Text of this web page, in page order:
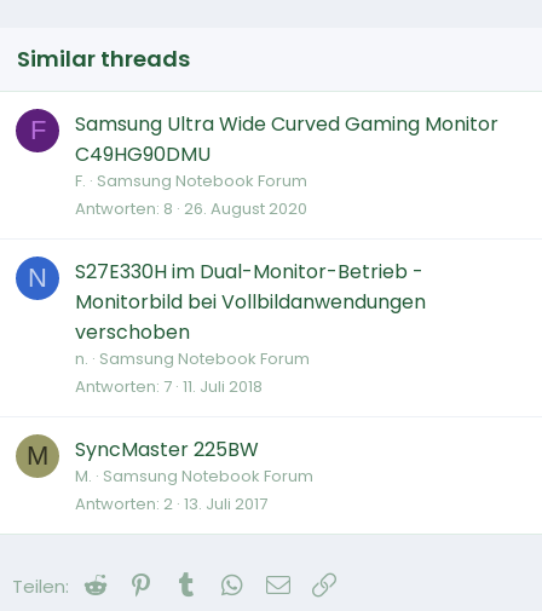
Similar threads
F
Samsung Ultra Wide Curved Gaming Monitor
C49HG90DMU
F. Samsung Notebook Forum
Antworten 8 26. August 2020
N
S27E330H im Dual-Monitor-Betrieb -
Monitorbild bei Vollbildanwendungen
verschoben
n. Samsung Notebook Forum
Antworten 7 11. Juli 2018
M SyncMaster 225BW
M. Samsung Notebook Forum
Antworten 2 13. Juli 2017
Teilen: Reddit Pinterest
Tumblr WhatsApp
E-Mail